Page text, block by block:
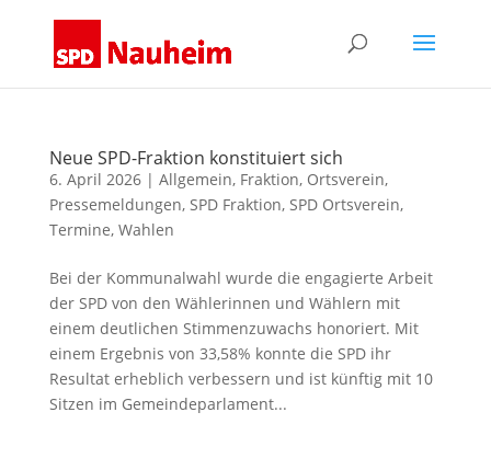
Neue SPD-Fraktion konstituiert sich
6. April 2026| Allgemein, Fraktion, Ortsverein,
Pressemeldungen, SPD Fraktion, SPD Ortsverein,
Termine, Wahlen
Bei der Kommunalwahl wurde die engagierte Arbeit
der SPD von den Wählerinnen und Wählern mit
einem deutlichen Stimmenzuwachs honoriert. Mit
einem Ergebnis von 33,58% konnte die SPD ihr
Resultat erheblich verbessern und ist künftig mit 10
Sitzen im Gemeindeparlament...